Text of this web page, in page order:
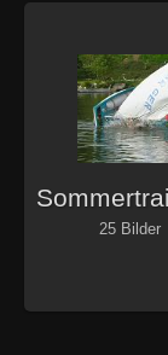
25 Bilder